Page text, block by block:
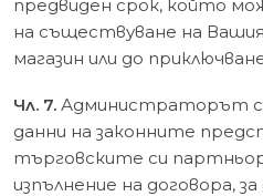
предвиден срок, който
на съществуване на
магазин или до
Чл. 7. Администраторът
данни на законните
търговските си
изпълнение на договора, за